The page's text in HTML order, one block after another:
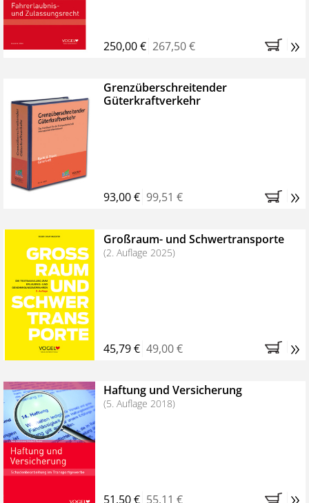
250,00 € 267,50 € »
Grenzüberschreitender
Güterkraftverkehr
93,00 € 99,51 € »
Großraum- und Schwertransporte
(2. Auflage 2025)
45,79 € 49,00 € »
Haftung und Versicherung
(5. Auflage 2018)
51,50 € 55,11 €